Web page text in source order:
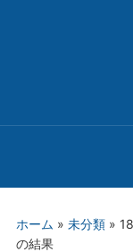
ホーム » 未分類»
の結果